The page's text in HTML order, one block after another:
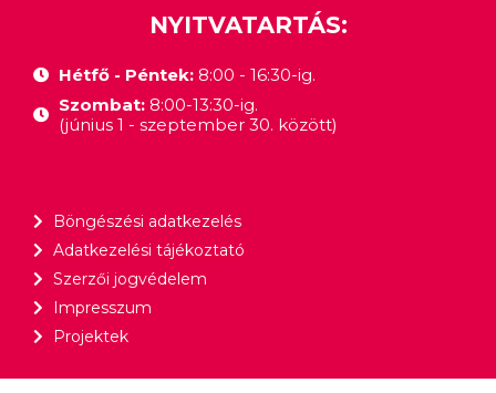
NYITVATARTÁS:
Hétfő - Péntek:8:00 - 16:30-ig.
Szombat: 8:00-13:30-ig.
(június 1 - szeptember 30. között)
Böngészési adatkezelés
Adatkezelési tájékoztató
Szerzői jogvédelem
Impresszum
Projektek